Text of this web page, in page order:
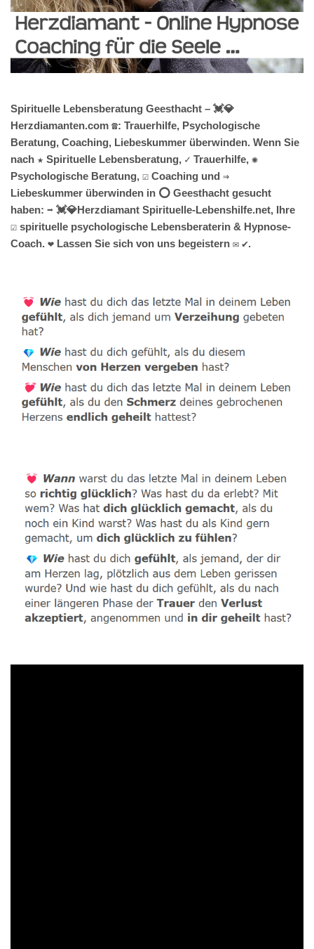
Spirituelle Lebensberatung Geesthacht – 💓️💎
Herzdiamanten.com ☎️: Trauerhilfe, Psychologische
Beratung, Coaching, Liebeskummer überwinden. Wenn Sie
nach ★ Spirituelle Lebensberatung, ✓ Trauerhilfe, ✺
Psychologische Beratung, ☑️ Coaching und ⇒
Liebeskummer überwinden in ⭕ Geesthacht gesucht
haben: ➡️ 💓️💎Herzdiamant Spirituelle-Lebenshilfe.net, Ihre
☑️ spirituelle psychologische Lebensberaterin & Hypnose-
Coach. ❤ Lassen Sie sich von uns begeistern ✉ ✔.